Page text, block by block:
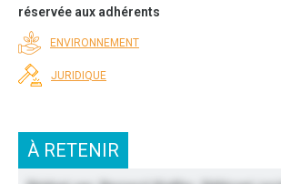
réservée aux adhérents
ENVIRONNEMENT
JURIDIQUE
À RETENIR